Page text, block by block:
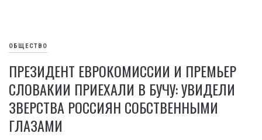
ОБЩЕСТВО
ПРЕЗИДЕНТ ЕВРОКОМИССИИ И ПРЕМЬЕР
СЛОВАКИИ ПРИЕХАЛИ В БУЧУ: УВИДЕЛИ
ЗВЕРСТВА РОССИЯН СОБСТВЕННЫМИ
ГЛАЗАМИ